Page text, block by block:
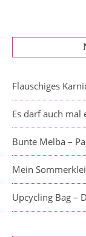
Flauschiges
Es darf auch mal
Bunte Melba –
Mein
Upcycling Bag –